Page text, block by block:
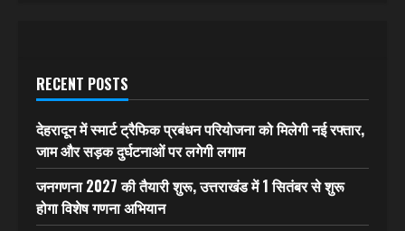
RECENT POSTS
देहरादून में स्मार्ट ट्रैफिक प्रबंधन परियोजना को मिलेगी नई रफ्तार,
जाम और सड़क दुर्घटनाओं पर लगेगी लगाम
जनगणना 2027 की तैयारी शुरू, उत्तराखंड में 1 सितंबर से शुरू
होगा विशेष गणना अभियान